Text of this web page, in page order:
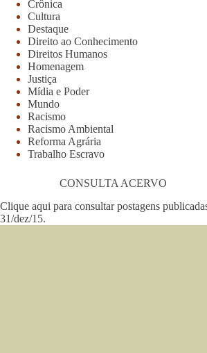
Crônica
Cultura
Destaque
Direito ao Conhecimento
Direitos Humanos
Homenagem
Justiça
Mídia e Poder
Mundo
Racismo
Racismo Ambiental
Reforma Agrária
Trabalho Escravo
CONSULTA ACERVO
Clique aqui para consultar postagens
31/dez/15.